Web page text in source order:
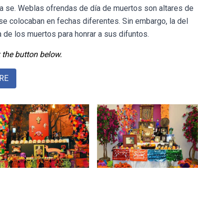
Weblas ofrendas de día de muertos son altares de
colocaban en fechas diferentes. Sin embargo, la del
los muertos para honrar a sus difuntos.
button below.